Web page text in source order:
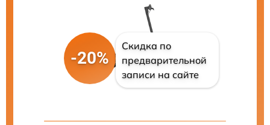
-20%
Скидка по
предварительной
записи на сайте